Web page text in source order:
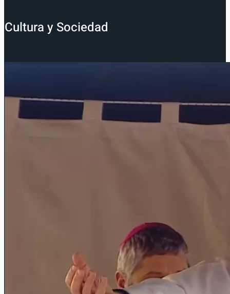
Cultura y Sociedad